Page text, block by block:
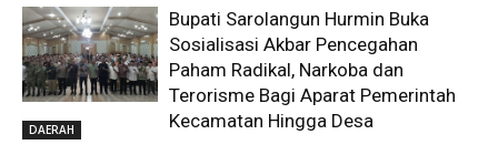
DAERAH
Bupati Sarolangun Hurmin Buka
Sosialisasi Akbar Pencegahan
Paham Radikal, Narkoba dan
Terorisme Bagi Aparat Pemerintah
Kecamatan Hingga Desa